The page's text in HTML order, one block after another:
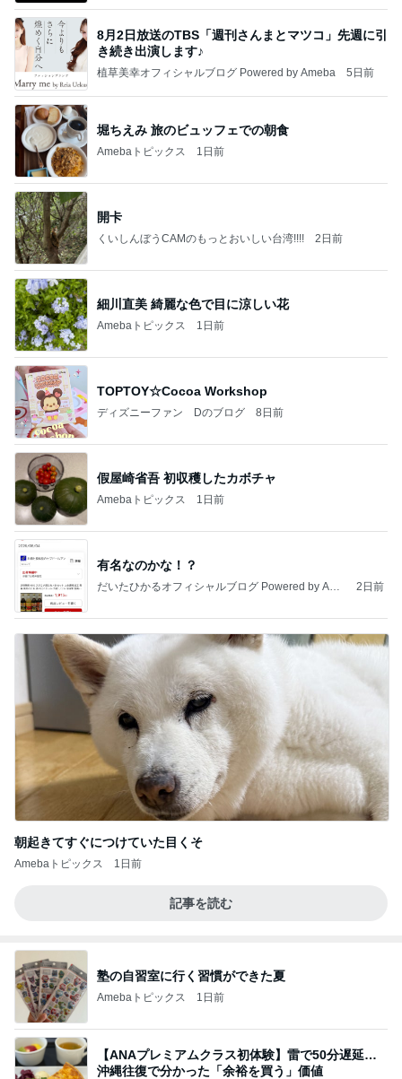
8月2日放送のTBS「週刊さんまとマツコ」先週に引
き続き出演します♪
植草美幸オフィシャルブログ Powered by Ameba 5日前
堀ちえみ 旅のビュッフェでの朝食
Amebaトピックス 1日前
開卡
くいしんぼうCAMのもっとおいしい台湾!!!! 2日前
細川直美 綺麗な色で目に涼しい花
Amebaトピックス 1日前
TOPTOY☆Cocoa Workshop
ディズニーファン Dのブログ 8日前
假屋崎省吾 初収穫したカボチャ
Amebaトピックス 1日前
有名なのかな！？
だいたひかるオフィシャルブログ Powered by Ame
2日前
朝起きてすぐにつけていた目くそ
Amebaトピックス 1日前
記事を読む
塾の自習室に行く習慣ができた夏
Amebaトピックス 1日前
【ANAプレミアムクラス初体験】雷で50分遅延…
沖縄往復で分かった「余裕を買う」価値